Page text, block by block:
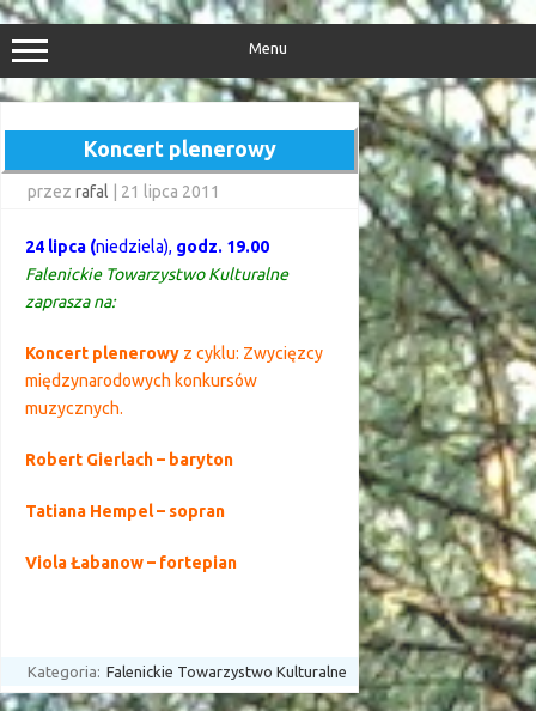
Przejdź
do
treści
Menu
Koncert plenerowy
przez rafal 21 lipca 2011
24 lipca (niedziela), godz. 19.00
Falenickie Towarzystwo Kulturalne
zaprasza na:
Koncert plenerowy z cyklu: Zwycięzcy
międzynarodowych konkursów
muzycznych.
Robert Gierlach – baryton
Tatiana Hempel – sopran
Viola Łabanow – fortepian
Kategoria: Falenickie Towarzystwo Kulturalne